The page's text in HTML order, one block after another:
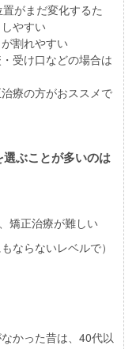
がまだ変化するた
やすい
割れやすい
受け口などの場合は
治療の方がおススメで
ぶことが多いのは
矯正治療が難しい
ならないレベルで）
かった昔は、40代以